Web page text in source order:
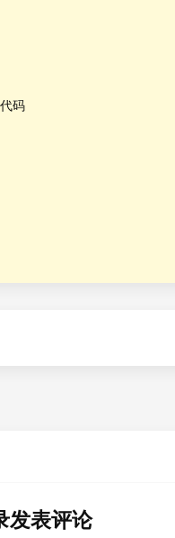
码
发表评论